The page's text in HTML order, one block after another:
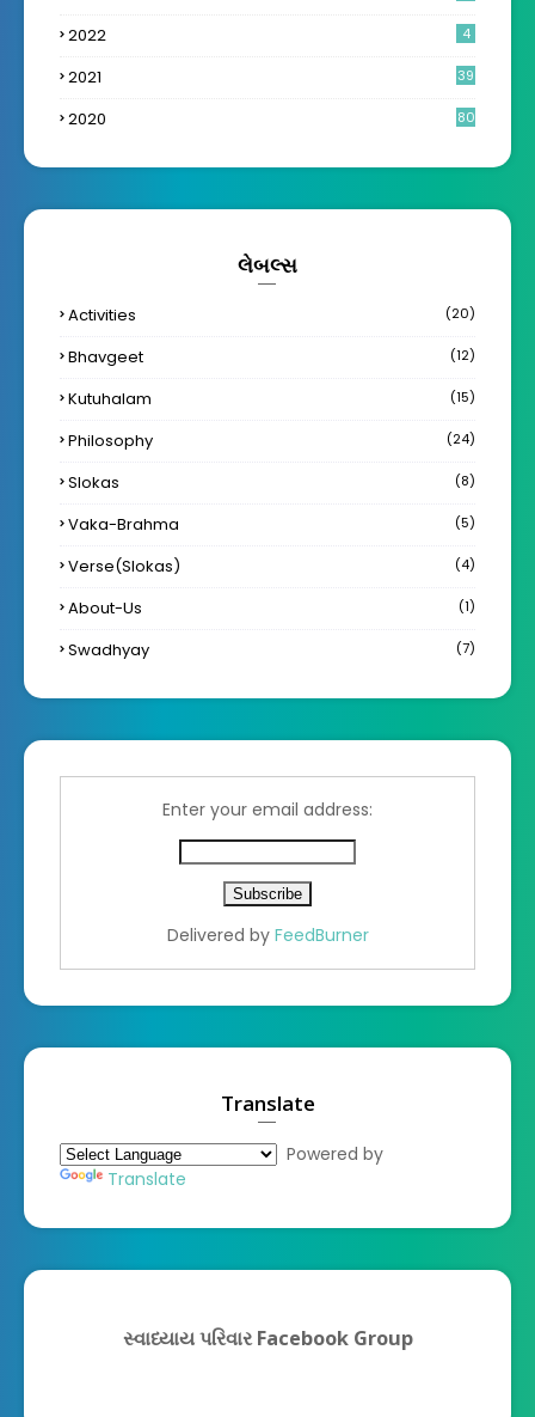
2022 4
2021 39
2020 80
લેબલ્સ
Activities (20)
Bhavgeet (12)
Kutuhalam (15)
Philosophy (24)
Slokas (8)
Vaka-Brahma (5)
Verse(Slokas) (4)
About-Us (1)
Swadhyay (7)
Enter your email address:
Delivered by FeedBurner
Translate
Powered by
Translate
સ્વાધ્યાય પરિવાર Facebook Group